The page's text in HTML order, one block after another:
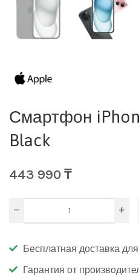
Смартфон
Black
443 990₸
Бесплатная доставка
Гарантия от